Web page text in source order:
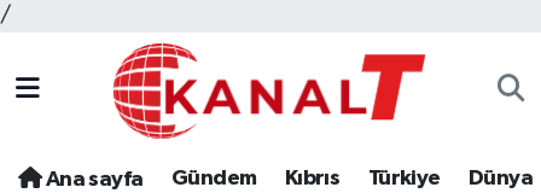
/
Ana sayfa Gündem Kıbrıs Türkiye Dünya